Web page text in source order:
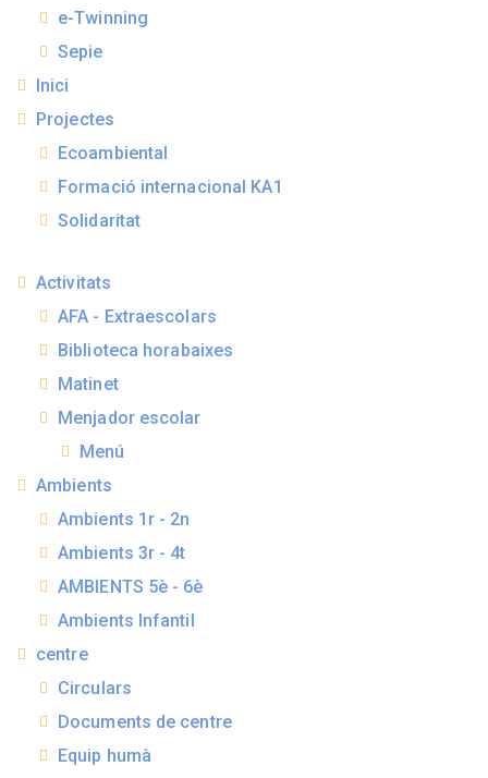
e-Twinning
Sepie
Inici
Projectes
Ecoambiental
Formació internacional KA1
Solidaritat
Activitats
AFA - Extraescolars
Biblioteca horabaixes
Matinet
Menjador escolar
Menú
Ambients
Ambients 1r - 2n
Ambients 3r - 4t
AMBIENTS 5è - 6è
Ambients Infantil
centre
Circulars
Documents de centre
Equip humà